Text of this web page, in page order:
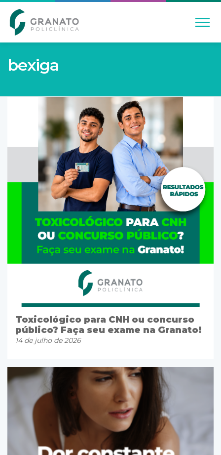
bexiga
Toxicológico para CNH ou concurso
público? Faça seu exame na Granato!
14 de julho de 2026